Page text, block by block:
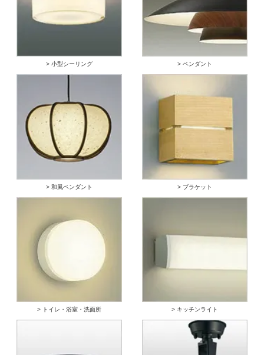
> 小型シーリング > ペンダント
> 和風ペンダント > ブラケット
> トイレ・浴室・洗面所 > キッチンライト